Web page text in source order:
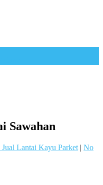
Sawahan
Jual Lantai Kayu Parket | No